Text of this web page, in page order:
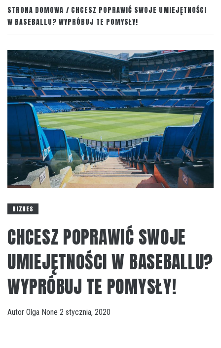
STRONA DOMOWA
CHCESZ POPRAWIĆ SWOJE UMIEJĘTNOŚCI
W BASEBALLU? WYPRÓBUJ TE POMYSŁY!
BIZNES
CHCESZ POPRAWIĆ SWOJE
UMIEJĘTNOŚCI W BASEBALLU?
WYPRÓBUJ TE POMYSŁY!
Autor Olga None 2 stycznia, 2020